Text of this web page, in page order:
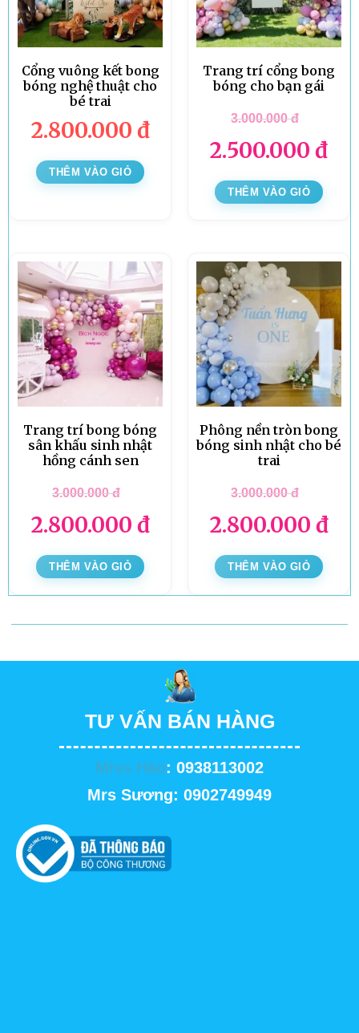
Cổng vuông kết bong
bóng nghệ thuật cho
bé trai
2.800.000 đ
THÊM VÀO GIỎ
Trang trí cổng bong
bóng cho bạn gái
3.000.000đ
2.500.000 đ
THÊM VÀO GIỎ
Trang trí bong bóng
sân khấu sinh nhật
hồng cánh sen
3.000.000đ
2.800.000 đ
THÊM VÀO GIỎ
Phông nền tròn bong
bóng sinh nhật cho bé
trai
3.000.000đ
2.800.000 đ
THÊM VÀO GIỎ
TƯ VẤN BÁN HÀNG
Miss Hảo: 0938113002
Mrs Sương: 0902749949